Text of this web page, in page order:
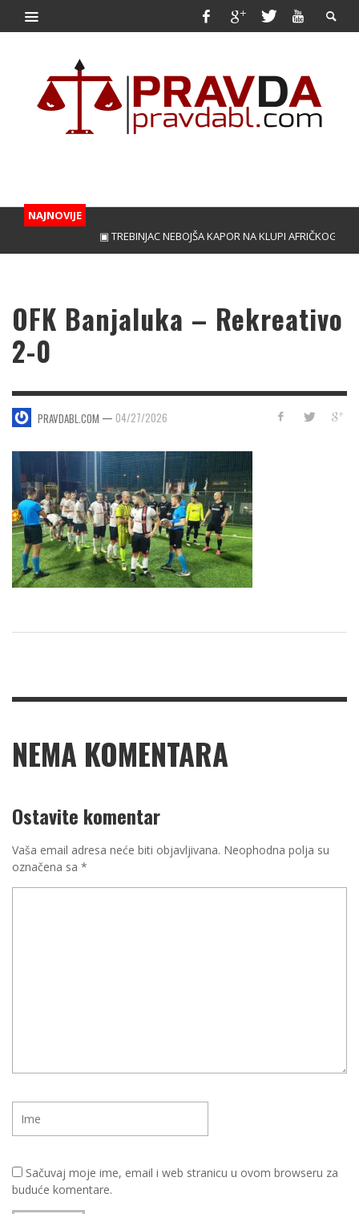
NAJNOVIJE
▣ TREBINJAC NEBOJŠA KAPOR NA KLUPI AFRIČKOG
OFK Banjaluka – Rekreativo
2-0
PRAVDABL.COM — 04/27/2026
NEMA KOMENTARA
Ostavite komentar
Vaša email adresa neće biti objavljivana. Neophodna polja su
označena sa *
Sačuvaj moje ime, email i web stranicu u ovom browseru za
buduće komentare.